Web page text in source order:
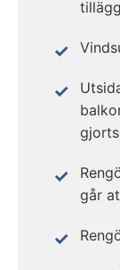
går